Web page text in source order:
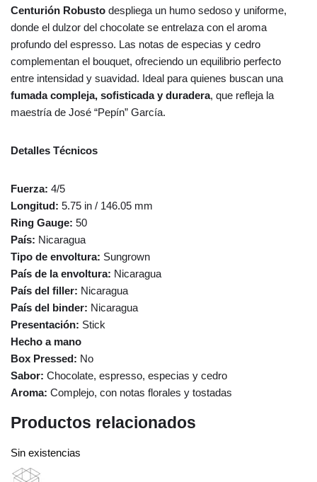
Centurión Robusto despliega un humo sedoso y uniforme,
donde el dulzor del chocolate se entrelaza con el aroma
profundo del espresso. Las notas de especias y cedro
complementan el bouquet, ofreciendo un equilibrio perfecto
entre intensidad y suavidad. Ideal para quienes buscan una
fumada compleja, sofisticada y duradera, que refleja la
maestría de José “Pepín” García.
Detalles Técnicos
Fuerza: 4/5
Longitud: 5.75 in / 146.05 mm
Ring Gauge: 50
País: Nicaragua
Tipo de envoltura: Sungrown
País de la envoltura: Nicaragua
País del filler: Nicaragua
País del binder: Nicaragua
Presentación: Stick
Hecho a mano
Box Pressed: No
Sabor: Chocolate, espresso, especias y cedro
Aroma: Complejo, con notas florales y tostadas
Productos relacionados
Sin existencias